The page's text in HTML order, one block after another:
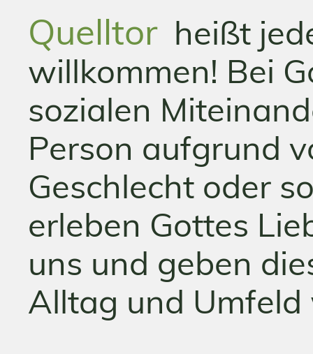
Quelltorheißt
willkommen! Bei
sozialen
Person aufgrund
Geschlecht oder
erleben Gottes
uns und geben
Alltag und Umfeld